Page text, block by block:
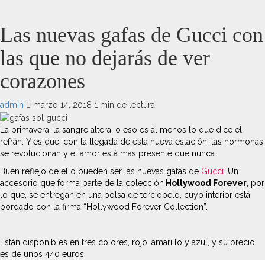
Las nuevas gafas de Gucci con
las que no dejarás de ver
corazones
admin marzo 14, 2018 1 min de lectura
La primavera, la sangre altera, o eso es al menos lo que dice el
refrán. Y es que, con la llegada de esta nueva estación, las hormonas
se revolucionan y el amor está más presente que nunca.
Buen reflejo de ello pueden ser las nuevas gafas de Gucci. Un
accesorio que forma parte de la colección Hollywood Forever, por
lo que, se entregan en una bolsa de terciopelo, cuyo interior está
bordado con la firma “Hollywood Forever Collection”.
Están disponibles en tres colores, rojo, amarillo y azul, y su precio
es de unos 440 euros.